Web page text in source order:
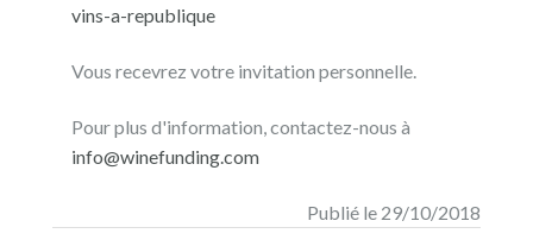
vins-a-republique
Vous recevrez votre invitation personnelle.
Pour plus d'information, contactez-nous à
info@winefunding.com
Publié le 29/10/2018